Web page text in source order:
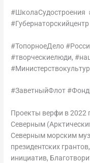
#ШколаСудостроения
#Губернаторскийцентр
#ТопорноеДело
#творческиелюди,
#ЗаветныйФлот
Проекты верфи в 2022
Северным
Северным морским
президентских
инициатив,